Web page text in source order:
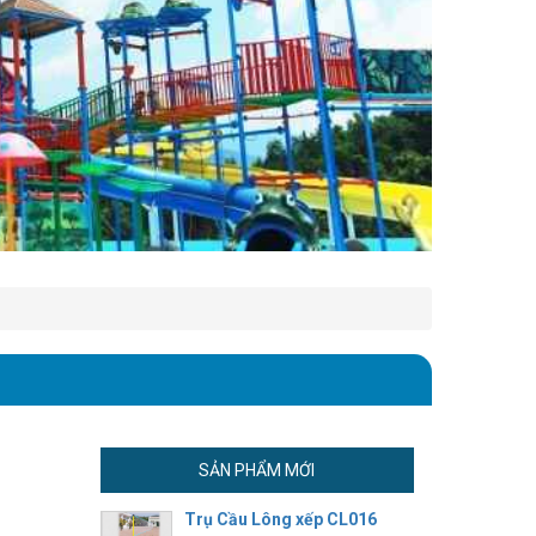
SẢN PHẨM MỚI
Trụ Cầu Lông xếp CL016